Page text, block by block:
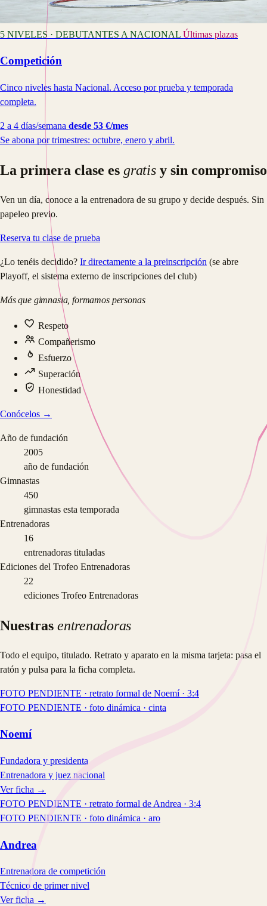
5 NIVELES · DEBUTANTES A NACIONAL Últimas plazas
Competición
Cinco niveles hasta Nacional. Acceso por prueba y temporada
completa.
2 a 4 días/semana desde 53 €/mes
Se abona por trimestres: octubre, enero y abril.
La primera clase es gratisy sin compromiso
Ven un día, conoce a la entrenadora de su grupo y decide después. Sin
papeleo previo.
Reserva tu clase de prueba
¿Lo tenéis decidido? Ir directamente a la preinscripción (se abre
Playoff, el sistema externo de inscripciones del club)
Más que gimnasia, formamos personas
Respeto
Compañerismo
Esfuerzo
Superación
Honestidad
Conócelos →
Año de fundación
2005
año de fundación
Gimnastas
450
gimnastas esta temporada
Entrenadoras
16
entrenadoras tituladas
Ediciones del Trofeo Entrenadoras
22
ediciones Trofeo Entrenadoras
Nuestras entrenadoras
Todo el equipo, titulado. Retrato y aparato en la misma tarjeta: pasa el
ratón y pulsa para la ficha completa.
FOTO PENDIENTE · retrato formal de Noemí · 3:4
FOTO PENDIENTE · foto dinámica · cinta
Noemí
Fundadora y presidenta
Entrenadora y juez nacional
Ver ficha →
FOTO PENDIENTE · retrato formal de Andrea · 3:4
FOTO PENDIENTE · foto dinámica · aro
Andrea
Entrenadora de competición
Técnico de primer nivel
Ver ficha →